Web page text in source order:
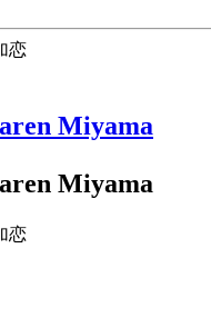
Miyama
Miyama